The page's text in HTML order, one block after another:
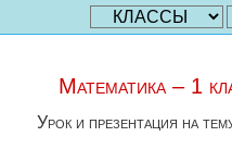
Математика – 1
Урок и презентация на